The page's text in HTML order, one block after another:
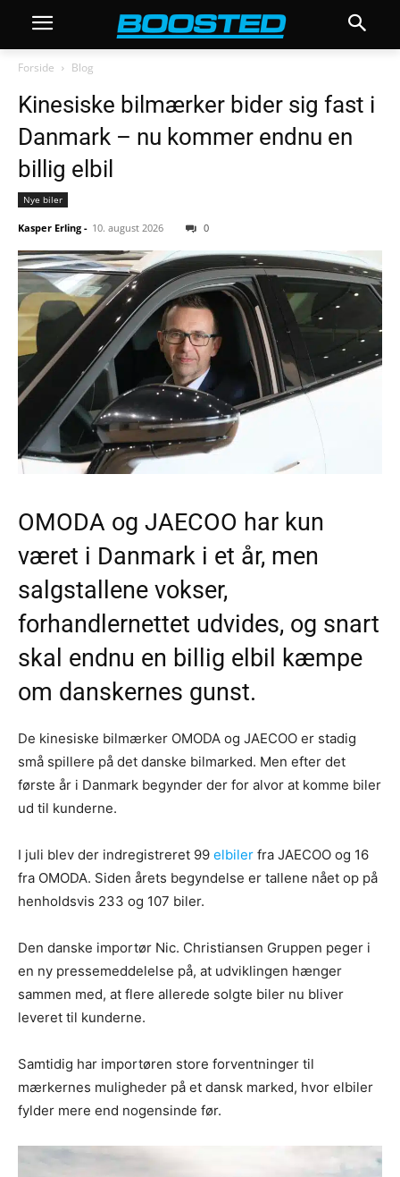
Forside Blog
Kinesiske bilmærker bider sig fast i
Danmark – nu kommer endnu en
billig elbil
Nye biler
Kasper Erling - 10. august 2026 0
OMODA og JAECOO har kun
været i Danmark i et år, men
salgstallene vokser,
forhandlernettet udvides, og snart
skal endnu en billig elbil kæmpe
om danskernes gunst.
De kinesiske bilmærker OMODA og JAECOO er stadig
små spillere på det danske bilmarked. Men efter det
første år i Danmark begynder der for alvor at komme biler
ud til kunderne.
I juli blev der indregistreret 99 elbiler fra JAECOO og 16
fra OMODA. Siden årets begyndelse er tallene nået op på
henholdsvis 233 og 107 biler.
Den danske importør Nic. Christiansen Gruppen peger i
en ny pressemeddelelse på, at udviklingen hænger
sammen med, at flere allerede solgte biler nu bliver
leveret til kunderne.
Samtidig har importøren store forventninger til
mærkernes muligheder på et dansk marked, hvor elbiler
fylder mere end nogensinde før.